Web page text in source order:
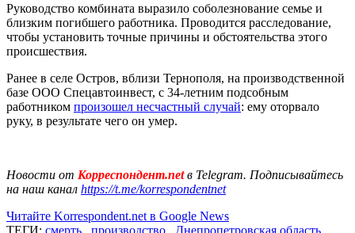
Руководство комбината выразило соболезнование семье и
близким погибшего работника. Проводится расследование,
чтобы установить точные причины и обстоятельства этого
происшествия.
Ранее в селе Остров, вблизи Тернополя, на производственной
базе ООО Спецавтоинвест, с 34-летним подсобным
работником произошел несчастный случай: ему оторвало
руку, в результате чего он умер.
Новости от Корреспондент.netв Telegram. Подписывайтесь
на наш канал https://t.me/korrespondentnet
Читайте Korrespondent.net в Google News
ТЕГИ: смерть, производство, Днепропетровская область,